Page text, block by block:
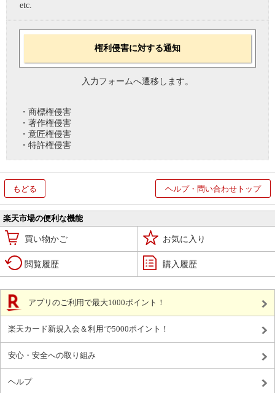
etc.
権利侵害に対する通知
入力フォームへ遷移します。
・商標権侵害
・著作権侵害
・意匠権侵害
・特許権侵害
もどる ヘルプ・問い合わせトップ
楽天市場の便利な機能
買い物かご お気に入り
閲覧履歴 購入履歴
アプリのご利用で最大1000ポイント！
楽天カード新規入会＆利用で5000ポイント！
安心・安全への取り組み
ヘルプ